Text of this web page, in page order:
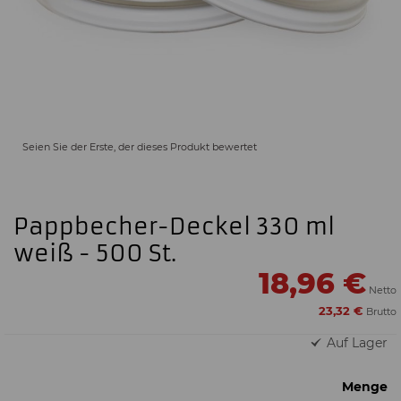
Seien Sie der Erste, der dieses Produkt bewertet
Pappbecher-Deckel 330 ml
weiß - 500 St.
23,32 €
18,96 €
Auf Lager
Menge